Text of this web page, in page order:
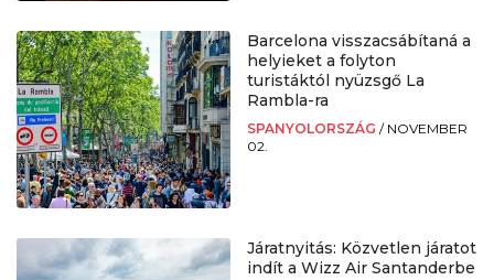
Barcelona visszacsábítaná a
helyieket a folyton
turistáktól nyüzsgő La
Rambla-ra
SPANYOLORSZÁG / NOVEMBER
02.
Járatnyitás: Közvetlen járatot
indít a Wizz Air Santanderbe